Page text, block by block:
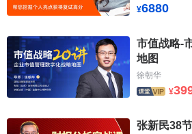
¥6880
市值战略-
地图
徐朝华
¥
张新民38